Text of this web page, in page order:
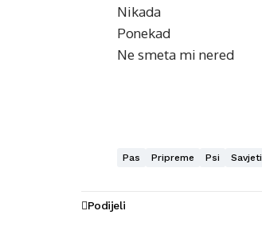
Nikada
Ponekad
Ne smeta mi nered
Pas Pripreme Psi Savjeti
Podijeli